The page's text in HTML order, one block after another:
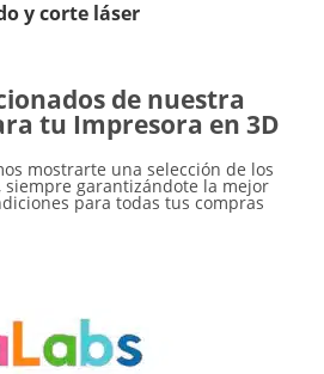
y corte láser
de nuestra
tu Impresora en 3D
mostrarte una selección de los
siempre garantizándote la mejor
para todas tus compras